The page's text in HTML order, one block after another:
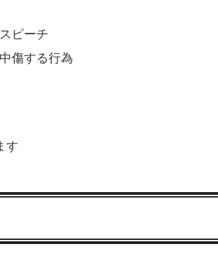
ピーチ
傷する行為
す